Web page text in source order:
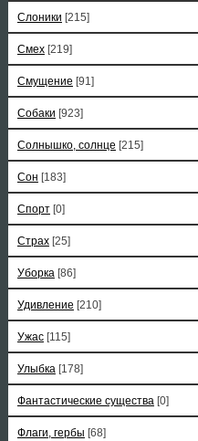
Слоники [215]
Смех [219]
Смущение [91]
Собаки [923]
Солнышко, солнце [215]
Сон [183]
Спорт [0]
Страх [25]
Уборка [86]
Удивление [210]
Ужас [115]
Улыбка [178]
Фантастические существа [0]
Флаги, гербы [68]